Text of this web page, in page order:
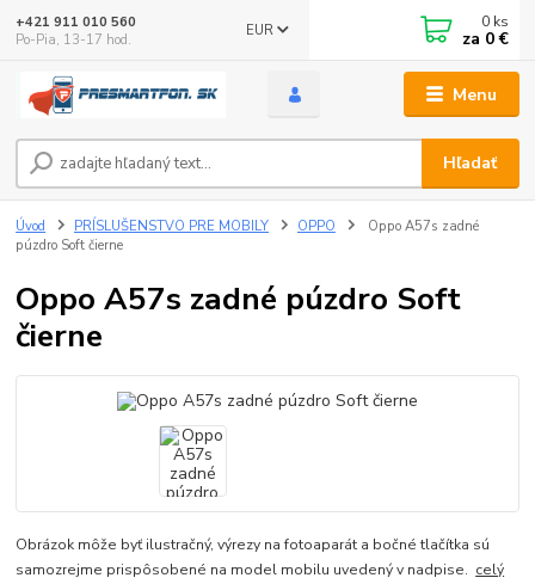
Menu
EUR
Hľadať
+421 911 010 560
Po-Pia, 13-17 hod.
0 ks
za 0 €
Úvod PRÍSLUŠENSTVO PRE MOBILY OPPO
Oppo A57s zadné
púzdro Soft čierne
Oppo A57s zadné púzdro Soft
čierne
Obrázok môže byť ilustračný, výrezy na fotoaparát a bočné tlačítka sú
samozrejme prispôsobené na model mobilu uvedený v nadpise. celý